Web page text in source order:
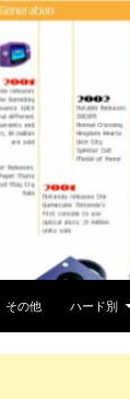
その他 ハード別